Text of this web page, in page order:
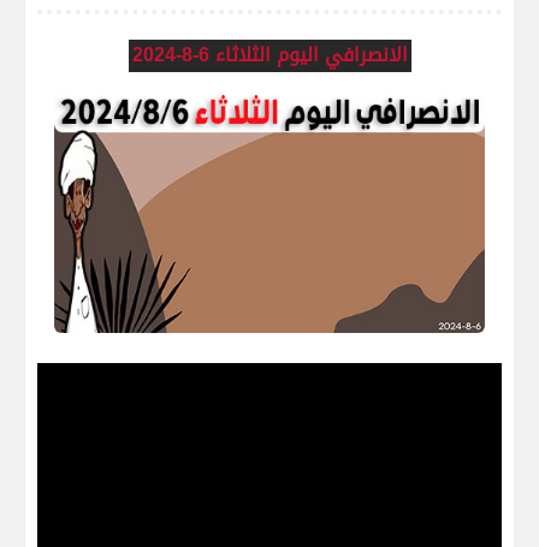
الانصرافي اليوم الثلاثاء 6-8-2024